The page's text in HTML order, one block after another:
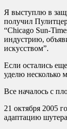
Я выступлю в
получил
“Chicago Sun-
индустрию,
искусством”.
Если остались
уделю несколько
Все началось с
21 октября 2005
адаптацию